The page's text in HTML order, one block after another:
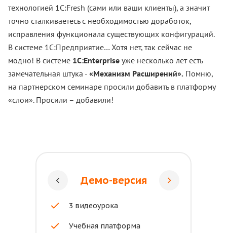
технологией 1C:Fresh (сами или ваши клиенты), а значит
точно сталкиваетесь с необходимостью доработок,
исправления функционала существующих конфигураций.
В системе 1С:Предприятие… Хотя нет, так сейчас не
модно! В системе 1C:Enterprise уже несколько лет есть
замечательная штука - «Механизм Расширений». Помню,
на партнерском семинаре просили добавить в платформу
«слои». Просили – добавили!
Демо-версия
3 видеоурока
Учебная платформа